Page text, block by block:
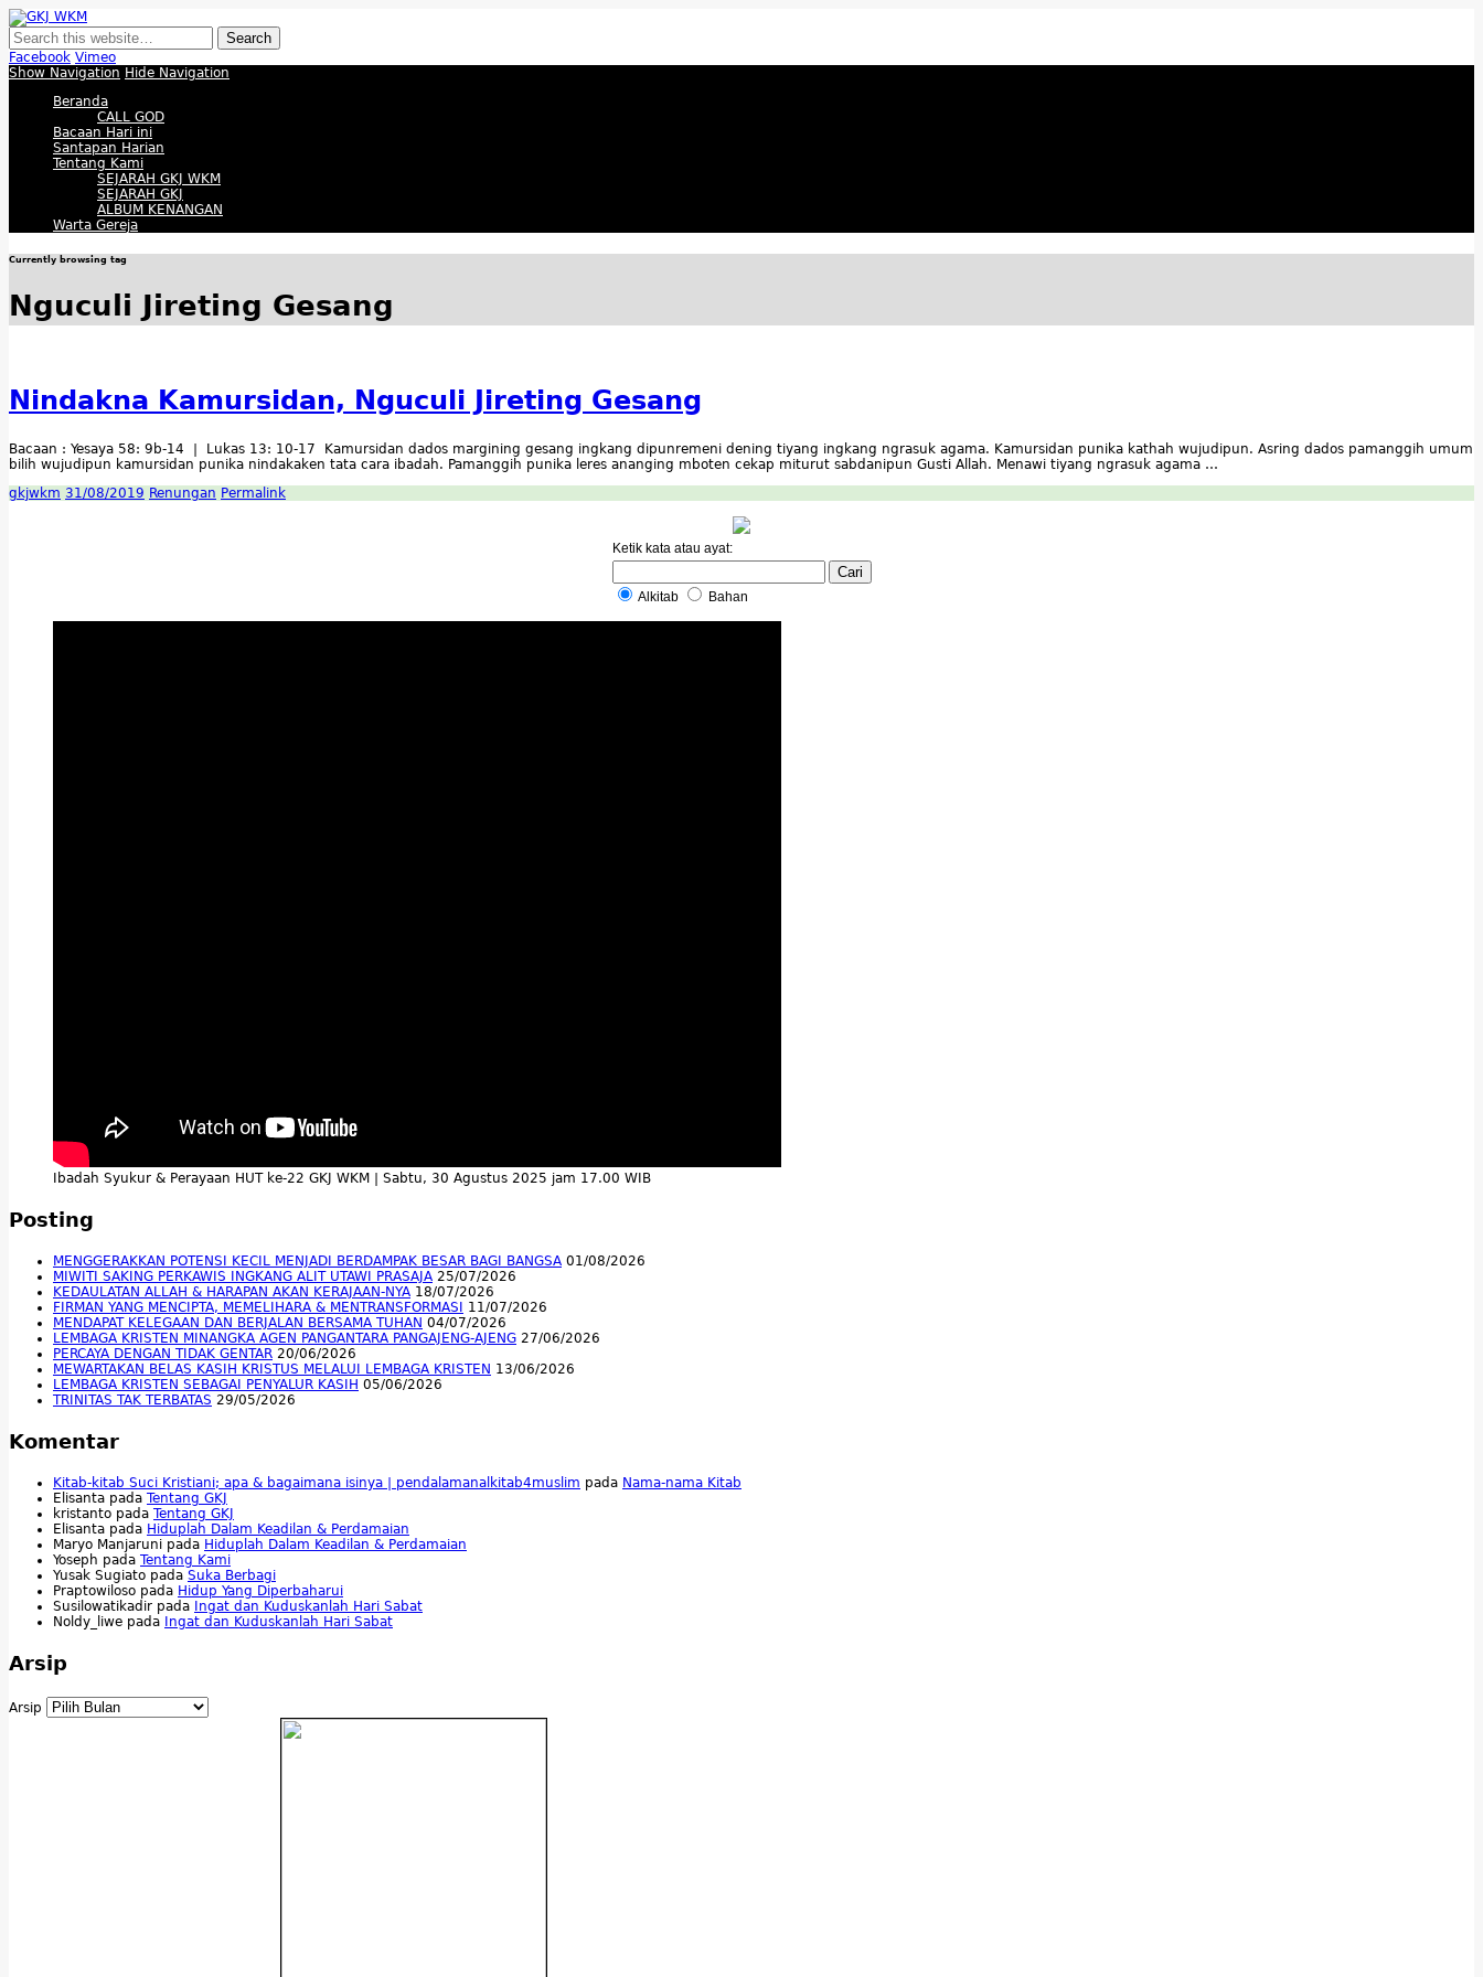
Membangun Gereja Kokoh melalui Pelayanan Holistik, Teknologi, dan Budaya Apresiatif
Facebook Vimeo
Show Navigation Hide Navigation
Beranda
CALL GOD
Bacaan Hari ini
Santapan Harian
Tentang Kami
SEJARAH GKJ WKM
SEJARAH GKJ
ALBUM KENANGAN
Warta Gereja
Currently browsing tag
Nguculi Jireting Gesang
Nindakna Kamursidan, Nguculi Jireting Gesang
Bacaan : Yesaya 58: 9b-14 | Lukas 13: 10-17 Kamursidan dados margining gesang ingkang dipunremeni dening tiyang ingkang ngrasuk agama. Kamursidan punika kathah wujudipun. Asring dados pamanggih umum
bilih wujudipun kamursidan punika nindakaken tata cara ibadah. Pamanggih punika leres ananging mboten cekap miturut sabdanipun Gusti Allah. Menawi tiyang ngrasuk agama …
gkjwkm 31/08/2019 Renungan Permalink
Ketik kata atau ayat:
Alkitab Bahan
Ibadah Syukur & Perayaan HUT ke-22 GKJ WKM | Sabtu, 30 Agustus 2025 jam 17.00 WIB
Posting
MENGGERAKKAN POTENSI KECIL MENJADI BERDAMPAK BESAR BAGI BANGSA 01/08/2026
MIWITI SAKING PERKAWIS INGKANG ALIT UTAWI PRASAJA 25/07/2026
KEDAULATAN ALLAH & HARAPAN AKAN KERAJAAN-NYA 18/07/2026
FIRMAN YANG MENCIPTA, MEMELIHARA & MENTRANSFORMASI 11/07/2026
MENDAPAT KELEGAAN DAN BERJALAN BERSAMA TUHAN 04/07/2026
LEMBAGA KRISTEN MINANGKA AGEN PANGANTARA PANGAJENG-AJENG 27/06/2026
PERCAYA DENGAN TIDAK GENTAR 20/06/2026
MEWARTAKAN BELAS KASIH KRISTUS MELALUI LEMBAGA KRISTEN 13/06/2026
LEMBAGA KRISTEN SEBAGAI PENYALUR KASIH 05/06/2026
TRINITAS TAK TERBATAS 29/05/2026
Komentar
Kitab-kitab Suci Kristiani; apa & bagaimana isinya | pendalamanalkitab4muslim pada Nama-nama Kitab
Elisanta pada Tentang GKJ
kristanto pada Tentang GKJ
Elisanta pada Hiduplah Dalam Keadilan & Perdamaian
Maryo Manjaruni pada Hiduplah Dalam Keadilan & Perdamaian
Yoseph pada Tentang Kami
Yusak Sugiato pada Suka Berbagi
Praptowiloso pada Hidup Yang Diperbaharui
Susilowatikadir pada Ingat dan Kuduskanlah Hari Sabat
Noldy_liwe pada Ingat dan Kuduskanlah Hari Sabat
Arsip
Arsip